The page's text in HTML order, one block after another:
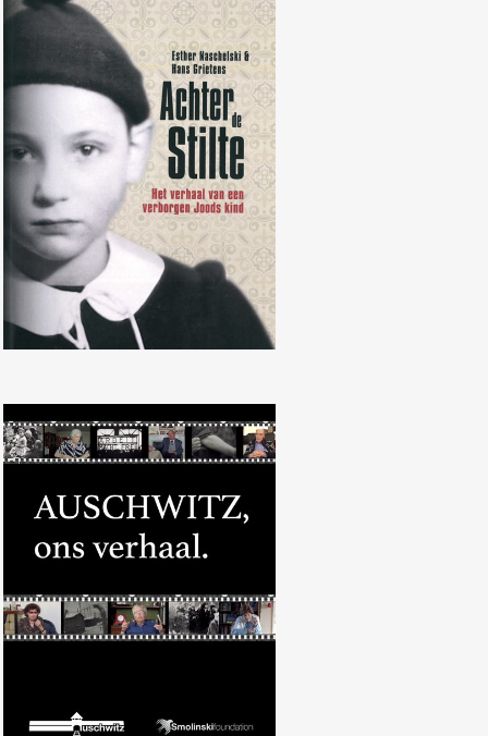
Achter de stilte: Het verhaal van
een verborgen Joods kind
Documentaire ‘Auschwitz, ons
verhaal’